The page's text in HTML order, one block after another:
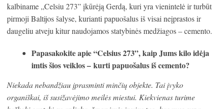
kalbiname „Celsiu 273” įkūrėją Gerdą, kuri yra vienintelė ir turbūt
pirmoji Baltijos šalyse, kurianti papuošalus iš visai neįprastos ir
daugeliu atveju kitur naudojamos statybinės medžiagos – cemento.
Papasakokite apie “Celsius 273”, kaip Jums kilo idėja
imtis šios veiklos – kurti papuošalus iš cemento?
Niekada nebandžiau įprasminti minčių objekte. Tai įvyko
organiškai, iš susižavėjimo meilės miestui. Kiekvienas turime